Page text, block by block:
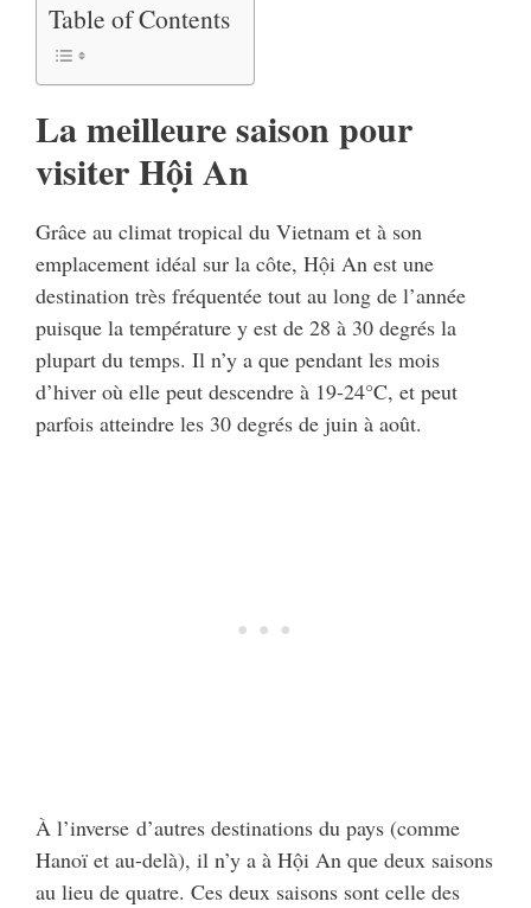
Table of Contents
La meilleure saison pour
visiter Hội An
Grâce au climat tropical du Vietnam et à son
emplacement idéal sur la côte, Hội An est une
destination très fréquentée tout au long de l’année
puisque la température y est de 28 à 30 degrés la
plupart du temps. Il n’y a que pendant les mois
d’hiver où elle peut descendre à 19-24°C, et peut
parfois atteindre les 30 degrés de juin à août.
À l’inverse d’autres destinations du pays (comme
Hanoï et au-delà), il n’y a à Hội An que deux saisons
au lieu de quatre. Ces deux saisons sont celle des